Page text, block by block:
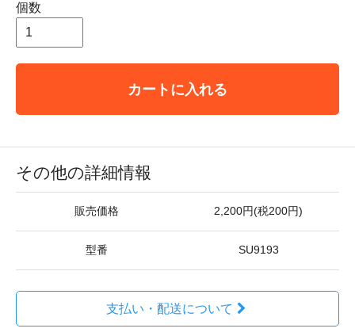
個数
カートに入れる
その他の詳細情報
販売価格 2,200円(税200円)
型番 SU9193
支払い・配送について